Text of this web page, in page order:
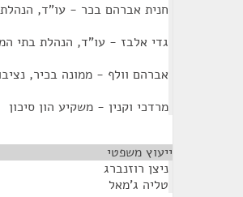
חנית אברהם בכר - עו"ד,
גדי אלבז - עו"ד, הנהלת בתי
אברהם וולף - ממונה בכיר,
מרדכי וקנין - משקיע הון סיכון
ייעוץ משפטי
ניצן רוזנברג
טליה ג'מאל